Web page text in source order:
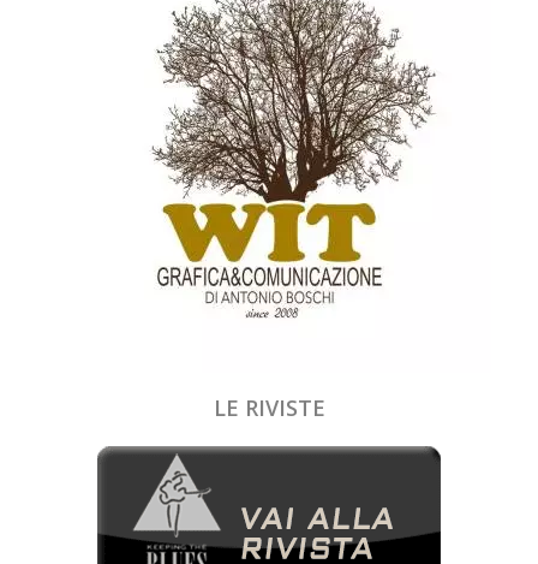
LE RIVISTE